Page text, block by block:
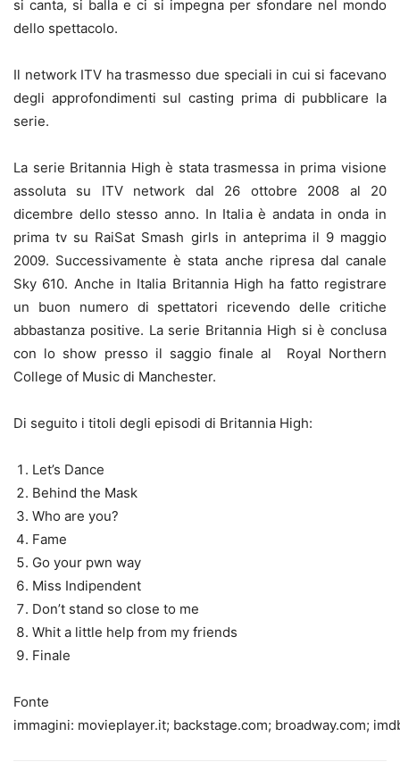
si canta, si balla e ci si impegna per sfondare nel mondo
dello spettacolo.
Il network ITV ha trasmesso due speciali in cui si facevano
degli approfondimenti sul casting prima di pubblicare la
serie.
La serie Britannia High è stata trasmessa in prima visione
assoluta su ITV network dal 26 ottobre 2008 al 20
dicembre dello stesso anno. In Italia è andata in onda in
prima tv su RaiSat Smash girls in anteprima il 9 maggio
2009. Successivamente è stata anche ripresa dal canale
Sky 610. Anche in Italia Britannia High ha fatto registrare
un buon numero di spettatori ricevendo delle critiche
abbastanza positive. La serie Britannia High si è conclusa
con lo show presso il saggio finale al Royal Northern
College of Music di Manchester.
Di seguito i titoli degli episodi di Britannia High:
Let’s Dance
Behind the Mask
Who are you?
Fame
Go your pwn way
Miss Indipendent
Don’t stand so close to me
Whit a little help from my friends
Finale
Fonte
immagini: movieplayer.it; backstage.com; broadway.com;